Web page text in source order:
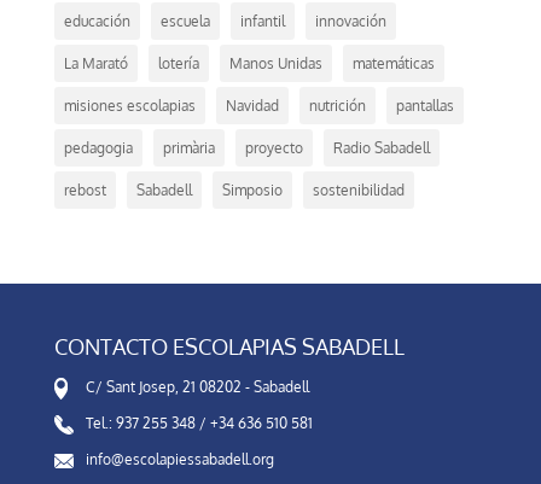
educación escuela infantil innovación
La Marató lotería Manos Unidas matemáticas
misiones escolapias Navidad nutrición pantallas
pedagogia primària proyecto Radio Sabadell
rebost Sabadell Simposio sostenibilidad
CONTACTO ESCOLAPIAS SABADELL
C/ Sant Josep, 21 08202 - Sabadell
Tel.: 937 255 348 / +34 636 510 581
info@escolapiessabadell.org